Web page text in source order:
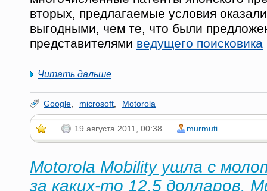
вторых, предлагаемые условия
выгодными, чем те, что были
представителями ведущего поисковика
Читать дальше
Google microsoft Motorola
19 августа 2011, 00:38 murmuti
Motorola Mobility ушла с
за каких-то 12,5 долларов.